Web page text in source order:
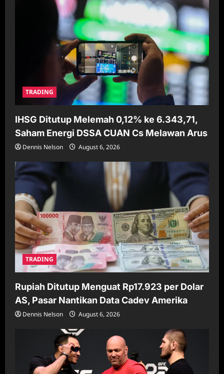
TRADING
IHSG Ditutup Melemah 0,12% ke 6.343,71,
Saham Energi DSSA CUAN Cs Melawan Arus
Dennis Nelson August 6, 2026
TRADING
Rupiah Ditutup Menguat Rp17.923 per Dolar
AS, Pasar Nantikan Data Cadev Amerika
Dennis Nelson August 6, 2026